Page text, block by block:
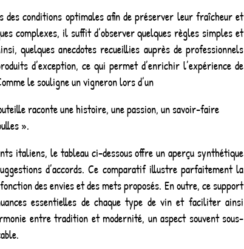
des conditions optimales afin de préserver leur fraîcheur et
complexes, il suffit d’observer quelques règles simples et
quelques anecdotes recueillies auprès de professionnels
d’exception, ce qui permet d’enrichir l’expérience de
le souligne un vigneron lors d’un
raconte une histoire, une passion, un savoir-faire
».
italiens, le tableau ci-dessous offre un aperçu synthétique
d’accords. Ce comparatif illustre parfaitement la
des envies et des mets proposés. En outre, ce support
essentielles de chaque type de vin et faciliter ainsi
entre tradition et modernité, un aspect souvent sous-